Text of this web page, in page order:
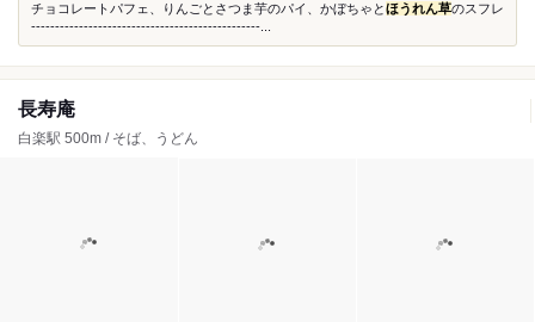
チョコレートパフェ、りんごとさつま芋のパイ、かぼちゃとほうれん草のスフレ
------------------------------------------------...
長寿庵
白楽駅 500m / そば、うどん